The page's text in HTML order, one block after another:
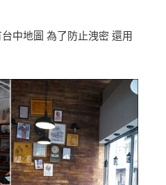
中地圖 為了防止洩密 還用